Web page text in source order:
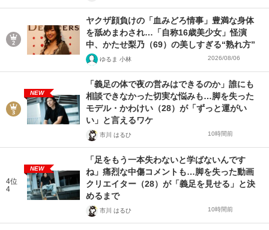
ヤクザ顔負けの「血みどろ情事」豊満な身体
を舐めまわされ…「自称16歳美少女」怪演
中、かたせ梨乃（69）の美しすぎる“熟れ方”
ゆるま 小林 2026/08/06
NEW
「義足の体で夜の営みはできるのか」誰にも
相談できなかった切実な悩みも…脚を失った
モデル・かわけい（28）が「ずっと運がい
い」と言えるワケ
市川 はるひ 10時間前
4位
4
NEW
「足をもう一本失わないと学ばないんです
ね」痛烈な中傷コメントも…脚を失った動画
クリエイター（28）が「義足を見せる」と決
めるまで
市川 はるひ 10時間前